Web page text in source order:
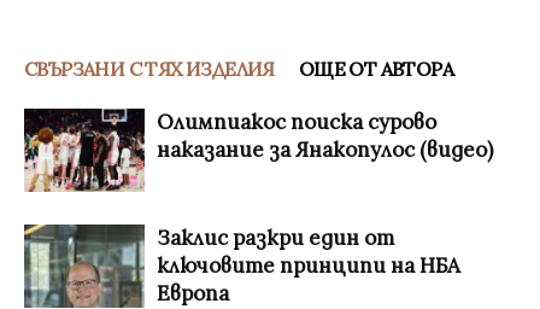
СВЪРЗАНИ С ТЯХ ИЗДЕЛИЯ ОЩЕ ОТ АВТОРА
Олимпиакос поиска сурово
наказание за Янакопулос (видео)
Заклис разкри един от
ключовите принципи на НБА
Европа